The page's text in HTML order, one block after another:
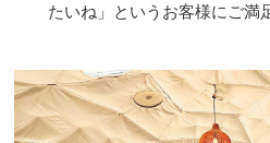
たいね」というお客様にご満